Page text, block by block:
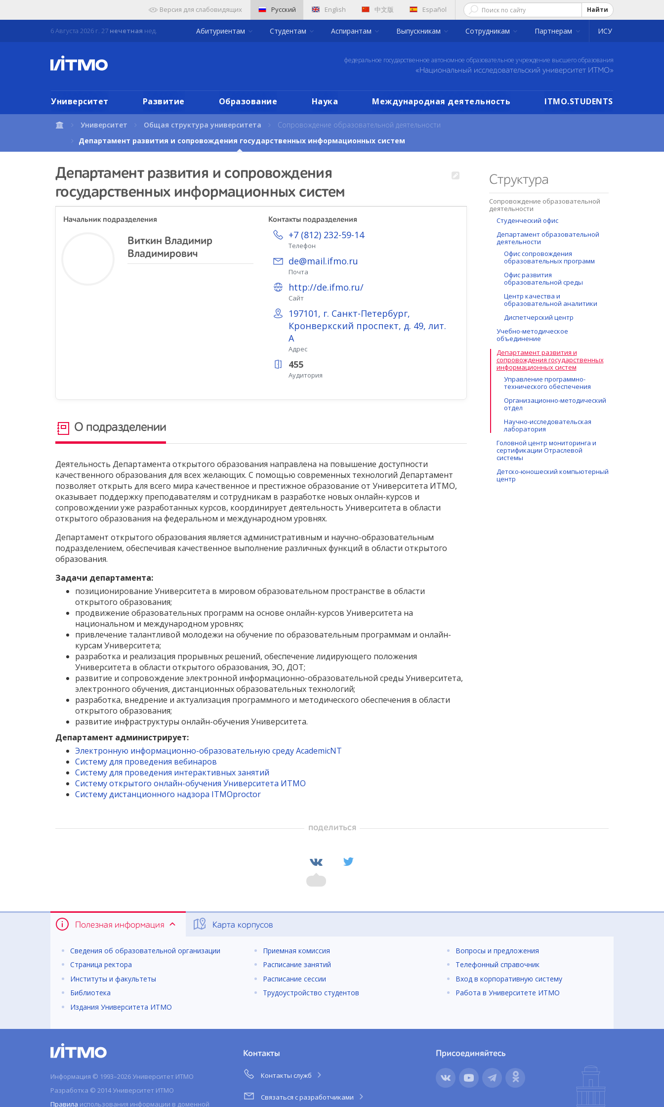
Версия для слабовидящих Русский English 中文版 Español Найти
6 Августа 2026 г. 27 нечетная нед. Абитуриентам Студентам Аспирантам Выпускникам Сотрудникам Партнерам ИСУ
федеральное государственное автономное образовательное учреждение высшего образования
«Национальный исследовательский университет ИТМО»
Университет Развитие Образование Наука Международная деятельность ITMO.STUDENTS
Университет Общая структура университета
Сопровождение образовательной деятельности
Департамент развития и сопровождения государственных информационных систем
Департамент развития и сопровождения
государственных информационных систем
Начальник подразделения
Виткин Владимир
Владимирович
Контакты подразделения
+7 (812) 232-59-14
Телефон
de@mail.ifmo.ru
Почта
http://de.ifmo.ru/
Сайт
197101, г. Санкт-Петербург,
Кронверкский проспект, д. 49, лит.
А
Адрес
455
Аудитория
О подразделении
Деятельность Департамента открытого образования направлена на повышение доступности
качественного образования для всех желающих. С помощью современных технологий Департамент
позволяет открыть для всего мира качественное и престижное образование от Университета ИТМО,
оказывает поддержку преподавателям и сотрудникам в разработке новых онлайн-курсов и
сопровождении уже разработанных курсов, координирует деятельность Университета в области
открытого образования на федеральном и международном уровнях.
Департамент открытого образования является административным и научно-образовательным
подразделением, обеспечивая качественное выполнение различных функций в области открытого
образования.
Задачи департамента:
позиционирование Университета в мировом образовательном пространстве в области
открытого образования;
продвижение образовательных программ на основе онлайн-курсов Университета на
национальном и международном уровнях;
привлечение талантливой молодежи на обучение по образовательным программам и онлайн-
курсам Университета;
разработка и реализация прорывных решений, обеспечение лидирующего положения
Университета в области открытого образования, ЭО, ДОТ;
развитие и сопровождение электронной информационно-образовательной среды Университета,
электронного обучения, дистанционных образовательных технологий;
разработка, внедрение и актуализация программного и методического обеспечения в области
открытого образования;
развитие инфраструктуры онлайн-обучения Университета.
Департамент администрирует:
Электронную информационно-образовательную среду AcademicNT
Систему для проведения вебинаров
Систему для проведения интерактивных занятий
Систему открытого онлайн-обучения Университета ИТМО
Систему дистанционного надзора ITMOproctor
Структура
Сопровождение образовательной
деятельности
Студенческий офис
Департамент образовательной
деятельности
Офис сопровождения
образовательных программ
Офис развития
образовательной среды
Центр качества и
образовательной аналитики
Диспетчерский центр
Учебно-методическое
объединение
Департамент развития и
сопровождения государственных
информационных систем
Управление программно-
технического обеспечения
Организационно-методический
отдел
Научно-исследовательская
лаборатория
Головной центр мониторинга и
сертификации Отраслевой
системы
Детско-юношеский компьютерный
центр
поделиться
Полезная информация Карта корпусов
Сведения об образовательной организации
Страница ректора
Институты и факультеты
Библиотека
Издания Университета ИТМО
Приемная комиссия
Расписание занятий
Расписание сессии
Трудоустройство студентов
Вопросы и предложения
Телефонный справочник
Вход в корпоративную систему
Работа в Университете ИТМО
Информация © 1993–2026 Университет ИТМО
Разработка © 2014 Университет ИТМО
Правила использования информации в доменной
Контакты
Контакты служб
Связаться с разработчиками
Присоединяйтесь